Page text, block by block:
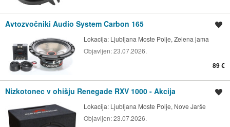
Avtozvočniki Audio System Carbon 165
Lokacija: Ljubljana Moste Polje, Zelena jama
Objavljen:23.07.2026.
89 €
Nizkotonec v ohišju Renegade RXV 1000 - Akcija
Lokacija: Ljubljana Moste Polje, Nove Jarše
Objavljen:23.07.2026.